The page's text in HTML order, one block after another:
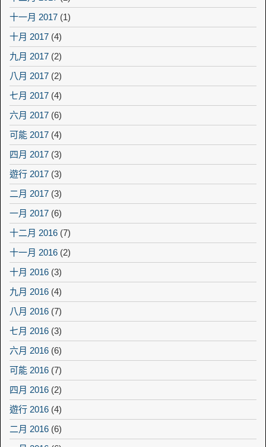
十一月 2017 (1)
十月 2017 (4)
九月 2017 (2)
八月 2017 (2)
七月 2017 (4)
六月 2017 (6)
可能 2017 (4)
四月 2017 (3)
遊行 2017 (3)
二月 2017 (3)
一月 2017 (6)
十二月 2016 (7)
十一月 2016 (2)
十月 2016 (3)
九月 2016 (4)
八月 2016 (7)
七月 2016 (3)
六月 2016 (6)
可能 2016 (7)
四月 2016 (2)
遊行 2016 (4)
二月 2016 (6)